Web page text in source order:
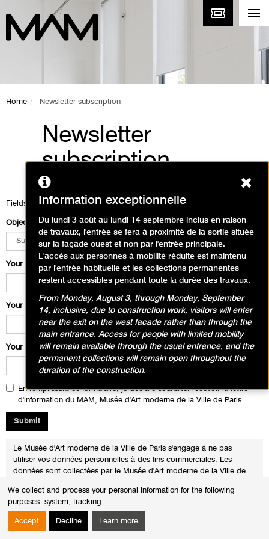
We collect and process your personal information for the following
purposes: system, tracking.
Accept Decline Learn more
Home Newsletter subscription
Newsletter
subscription
Fields marked with a * are mandatory
Object of your demand*
Your firstname
Your lastname
Your mail*
En remplissant ce formulaire, je déclare souhaiter recevoir la lettre
d'information du MAM, Musée d'Art moderne de la Ville de Paris.
Le Musée d'Art moderne de la Ville de Paris s'engage à ne pas
utiliser vos données personnelles à des fins commerciales. Les
données sont collectées par le Musée d'Art moderne de la Ville de
adresser sa newsletter. Vous disposez des droits d’accès, de
rectification ou d’opposition pour des motifs légitimes ou à des fins
de prospection commerciale au traitement de vos données
Information exceptionnelle
Du lundi 3 août au lundi 14 septembre inclus en raison
de travaux, l'entrée se fera à proximité de la sortie située
sur la façade ouest et non par l'entrée principale.
L'accès aux personnes à mobilité réduite est maintenu
par l'entrée habituelle et les collections permanentes
restent accessibles pendant toute la durée des travaux.
From Monday, August 3, through Monday, September
14, inclusive, due to construction work, visitors will enter
near the exit on the west facade rather than through the
main entrance. Access for people with limited mobility
will remain available through the usual entrance, and the
permanent collections will remain open throughout the
duration of the construction.